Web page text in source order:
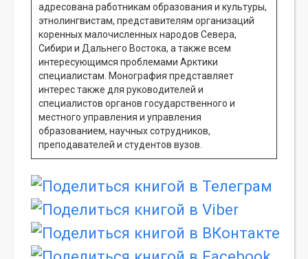
адресована работникам образования и культуры,
этнолингвистам, представителям организаций
коренных малочисленных народов Севера,
Сибири и Дальнего Востока, а также всем
интересующимся проблемами Арктики
специалистам. Монография представляет
интерес также для руководителей и
специалистов органов государственного и
местного управления и управления
образованием, научных сотрудников,
преподавателей и студентов вузов.